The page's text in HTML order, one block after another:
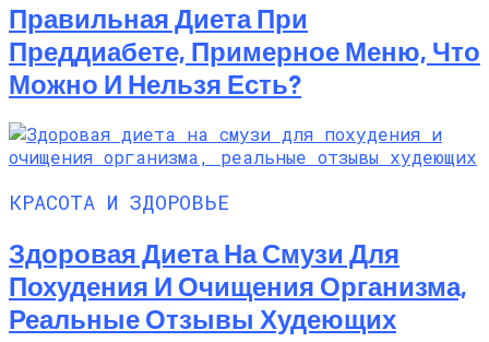
Правильная Диета При
Преддиабете, Примерное Меню, Что
Можно И Нельзя Есть?
КРАСОТА И ЗДОРОВЬЕ
Здоровая Диета На Смузи Для
Похудения И Очищения Организма,
Реальные Отзывы Худеющих